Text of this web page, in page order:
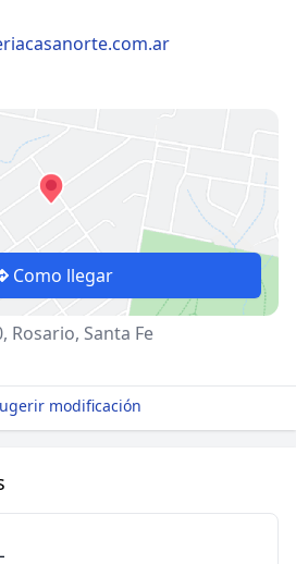
Como llegar
Rosario, Santa Fe
modificación